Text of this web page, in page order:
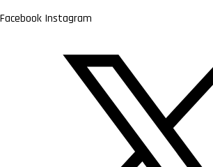
Facebook Instagram